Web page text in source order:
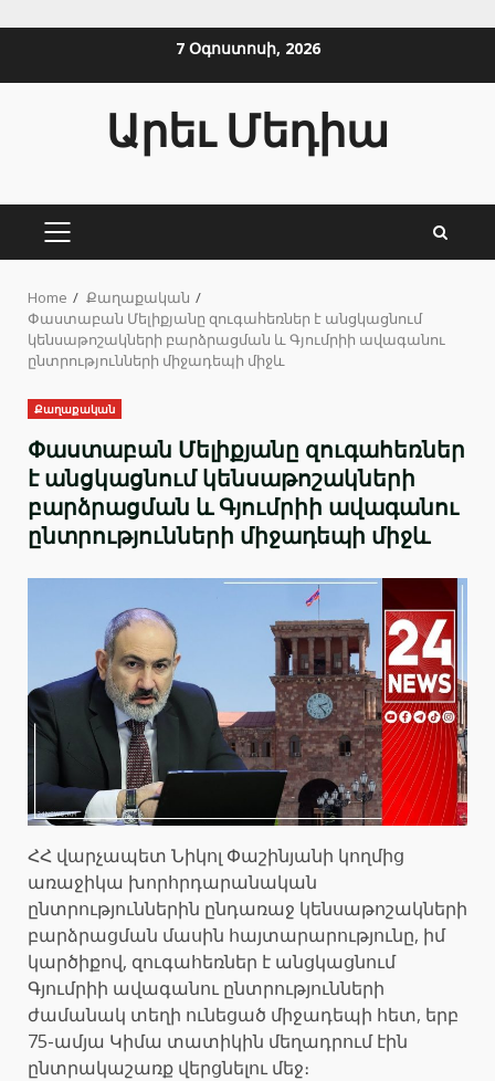
7 Օգոստոսի, 2026
Արեւ Մեդիա
PRIMARY
Home
Քաղաքական
Փաստաբան Մելիքյանը զուգահեռներ է անցկացնում
կենսաթոշակների բարձրացման և Գյումրիի ավագանու
ընտրությունների միջադեպի միջև
Քաղաքական
Փաստաբան Մելիքյանը զուգահեռներ
է անցկացնում կենսաթոշակների
բարձրացման և Գյումրիի ավագանու
ընտրությունների միջադեպի միջև
ՀՀ վարչապետ Նիկոլ Փաշինյանի կողմից
առաջիկա խորհրդարանական
ընտրություններին ընդառաջ կենսաթոշակների
բարձրացման մասին հայտարարությունը, իմ
կարծիքով, զուգահեռներ է անցկացնում
Գյումրիի ավագանու ընտրությունների
ժամանակ տեղի ունեցած միջադեպի հետ, երբ
75-ամյա Կիմա տատիկին մեղադրում էին
ընտրակաշառք վերցնելու մեջ։